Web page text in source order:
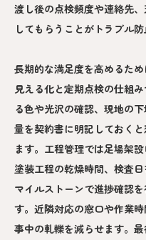
渡し後の点検頻度や連絡先
してもらうことがトラブル防
長期的な満足度を高めるた
見える化と定期点検の仕組
る色や光沢の確認、現地の
量を契約書に明記しておく
ます。工程管理では足場架
塗装工程の乾燥時間、検査
マイルストーンで進捗確認
す。近隣対応の窓口や作業
事中の軋轢を減らせます。